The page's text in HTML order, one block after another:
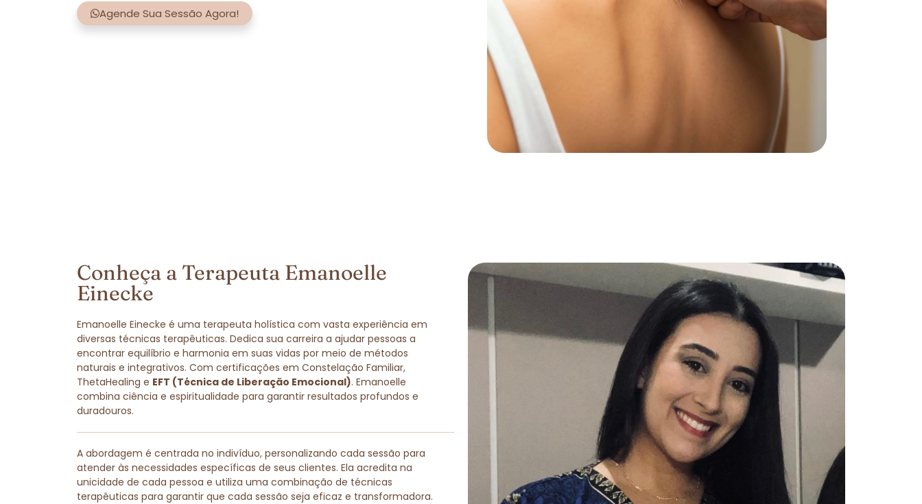
Agende Sua Sessão Agora!
Conheça a Terapeuta Emanoelle
Einecke
Emanoelle Einecke é uma terapeuta holística com vasta experiência em
diversas técnicas terapêuticas. Dedica sua carreira a ajudar pessoas a
encontrar equilíbrio e harmonia em suas vidas por meio de métodos
naturais e integrativos. Com certificações em Constelação Familiar,
ThetaHealing e EFT (Técnica de Liberação Emocional). Emanoelle
combina ciência e espiritualidade para garantir resultados profundos e
duradouros.
A abordagem é centrada no indivíduo, personalizando cada sessão para
atender às necessidades específicas de seus clientes. Ela acredita na
unicidade de cada pessoa e utiliza uma combinação de técnicas
terapêuticas para garantir que cada sessão seja eficaz e transformadora.